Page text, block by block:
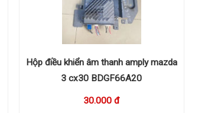
Hộp điều khiển âm thanh amply mazda
3 cx30 BDGF66A20
30.000 đ